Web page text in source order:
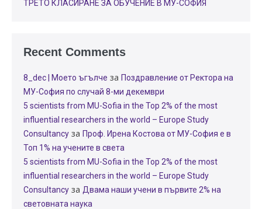
ТРЕТО КЛАСИРАНЕ ЗА ОБУЧЕНИЕ В МУ-СОФИЯ
Recent Comments
8_dec | Моето ъгълче за Поздравление от Ректора на
МУ-София по случай 8-ми декември
5 scientists from MU-Sofia in the Top 2% of the most
influential researchers in the world – Europe Study
Consultancy за Проф. Ирена Костова от МУ-София е в
Топ 1% на учените в света
5 scientists from MU-Sofia in the Top 2% of the most
influential researchers in the world – Europe Study
Consultancy за Двама наши учени в първите 2% на
световната наука